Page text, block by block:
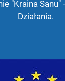
"Kraina Sanu"
Działania.